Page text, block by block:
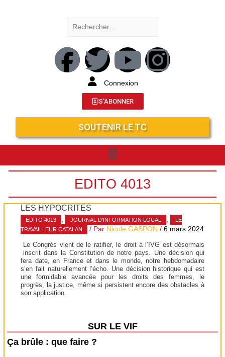
Connexion
S'ABONNER
SOUTENIR LE TC
EDITO 4013
LES HYPOCRITES
EDITO 4013 , JOURNAL D'INFORMATION LOCAL ,
LE
TRAVAILLEUR CATALAN
/ Par Nicole GASPON /6 mars 2024
Le Congrès vient de le ratifier, le droit à l’IVG est désormais
inscrit dans la Constitution de notre pays. Une décision qui
fera date, en France et dans le monde, notre hebdomadaire
s’en fait naturellement l’écho. Une décision historique qui est
une formidable avancée pour les droits des femmes, le
progrès, la justice, même si persistent encore des obstacles à
son application.
SUR LE VIF
Ça brûle : que faire ?